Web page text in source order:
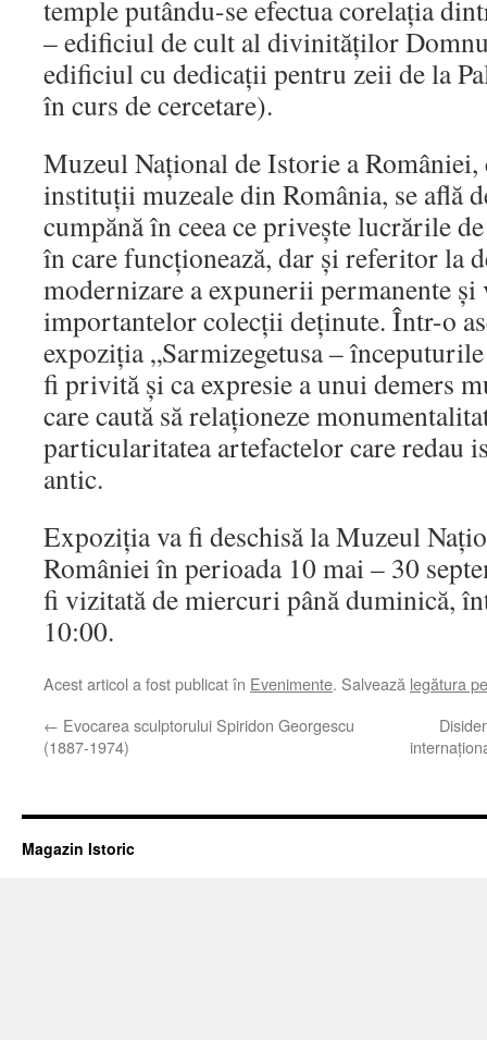
temple putându-se efectua corelația
– edificiul de cult al divinităților
edificiul cu dedicații pentru zeii de la
în curs de cercetare).
Muzeul Național de Istorie a României,
instituții muzeale din România, se află
cumpănă în ceea ce privește lucrările
în care funcționează, dar și referitor la
modernizare a expunerii permanente și
importantelor colecții deținute. Într-o
expoziția „Sarmizegetusa –
fi privită și ca expresie a unui demers
care caută să relaționeze
particularitatea artefactelor care redau
antic.
Expoziţia va fi deschisă la Muzeul
României în perioada 10 mai – 30
fi vizitată de miercuri până duminică,
10:00.
Acest articol a fost publicat în Evenimente. Salvează legătura
← Evocarea sculptorului Spiridon Georgescu
(1887-1974)
Magazin Istoric